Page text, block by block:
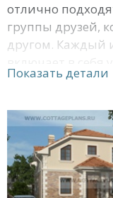
отлично
группы друзей,
другом. Каждый
планировочный
своей
учитываем
чтобы
эффективность.
домов на 3
Показать детали